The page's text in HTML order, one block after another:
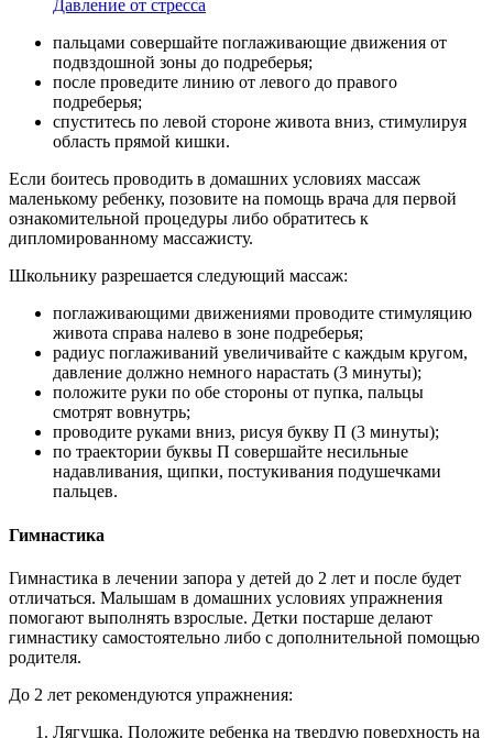
Давление от стресса
пальцами совершайте поглаживающие движения от
подвздошной зоны до подреберья;
после проведите линию от левого до правого
подреберья;
спуститесь по левой стороне живота вниз, стимулируя
область прямой кишки.
Если боитесь проводить в домашних условиях массаж
маленькому ребенку, позовите на помощь врача для первой
ознакомительной процедуры либо обратитесь к
дипломированному массажисту.
Школьнику разрешается следующий массаж:
поглаживающими движениями проводите стимуляцию
живота справа налево в зоне подреберья;
радиус поглаживаний увеличивайте с каждым кругом,
давление должно немного нарастать (3 минуты);
положите руки по обе стороны от пупка, пальцы
смотрят вовнутрь;
проводите руками вниз, рисуя букву П (3 минуты);
по траектории буквы П совершайте несильные
надавливания, щипки, постукивания подушечками
пальцев.
Гимнастика
Гимнастика в лечении запора у детей до 2 лет и после будет
отличаться. Малышам в домашних условиях упражнения
помогают выполнять взрослые. Детки постарше делают
гимнастику самостоятельно либо с дополнительной помощью
родителя.
До 2 лет рекомендуются упражнения:
Лягушка. Положите ребенка на твердую поверхность на